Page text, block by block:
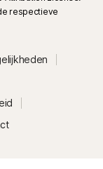
respectieve